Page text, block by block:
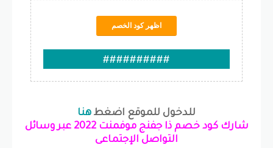
اظهر كود الخصم
##########
للدخول للموقع اضغط هنا
شارك كود خصم ذا جفنج موفمنت 2022 عبر وسائل
التواصل الإجتماعى